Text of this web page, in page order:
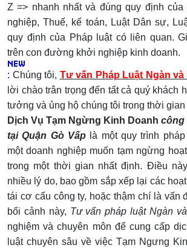
Z => nhanh nhất và đúng quy định của
nghiệp, Thuế, kế toán, Luật Dân sự,
quy định của Pháp luật có liên quan.
trên con đường khởi nghiệp kinh doanh.
: Chúng tôi, Tư vấn Pháp Luật Ngàn
lời chào trân trọng đến tất cả quý khách
tưởng và ủng hộ chúng tôi trong thời gian
Dịch Vụ Tạm Ngừng Kinh Doanh công
tại Quận Gò Vấp là một quy trình
một doanh nghiệp muốn tạm ngừng
trong một thời gian nhất định. Điều
nhiều lý do, bao gồm sắp xếp lại các
tái cơ cấu công ty, hoặc thậm chí là vấn
bối cảnh này, Tư vấn pháp luật Ngàn
nghiệm và chuyên môn để cung cấp
luật chuyên sâu về việc Tạm Ngưng